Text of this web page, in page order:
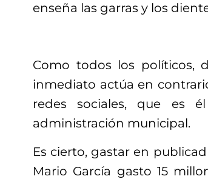
enseña las garras y los
Como todos los políticos,
inmediato actúa en
redes sociales, que es
administración municipal.
Es cierto, gastar en
Mario García gasto 15